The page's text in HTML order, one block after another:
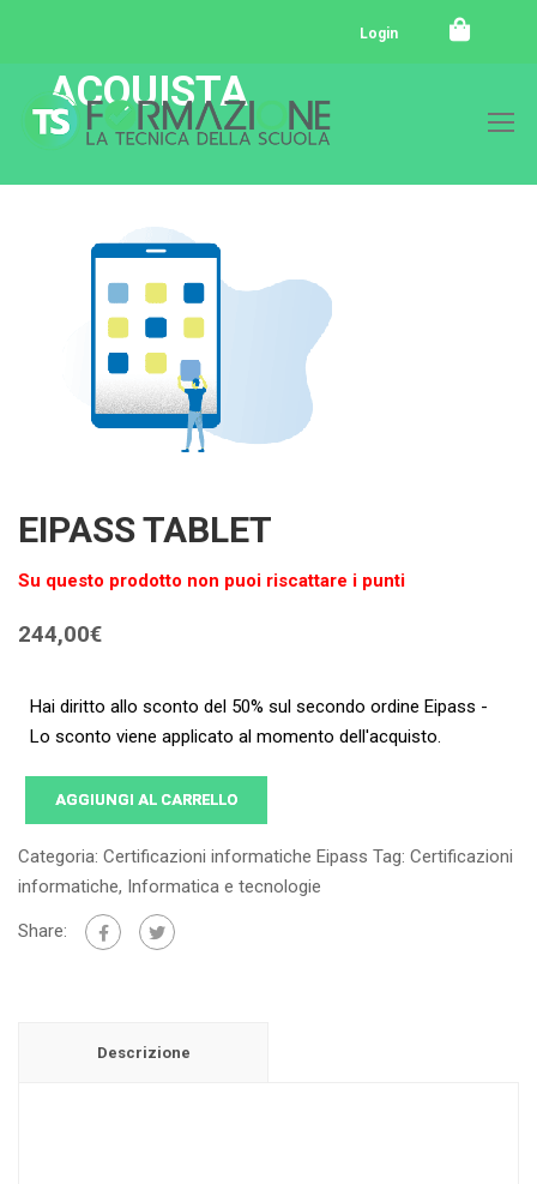
Login
ACQUISTA
EIPASS TABLET
Su questo prodotto non puoi riscattare i punti
244,00€
Hai diritto allo sconto del 50% sul secondo ordine Eipass -
Lo sconto viene applicato al momento dell'acquisto.
AGGIUNGI AL CARRELLO
Categoria: Certificazioni informatiche Eipass Tag: Certificazioni
informatiche, Informatica e tecnologie
Share:
Descrizione